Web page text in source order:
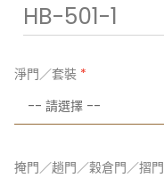
HB-501-1
淨門／套裝
掩門／趟門／穀倉門／摺門